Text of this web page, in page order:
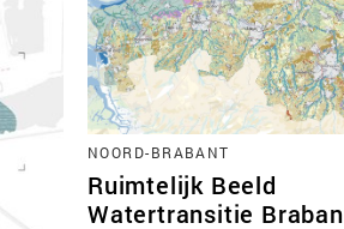
NOORD-BRABANT
Ruimtelijk Beeld
Watertransitie